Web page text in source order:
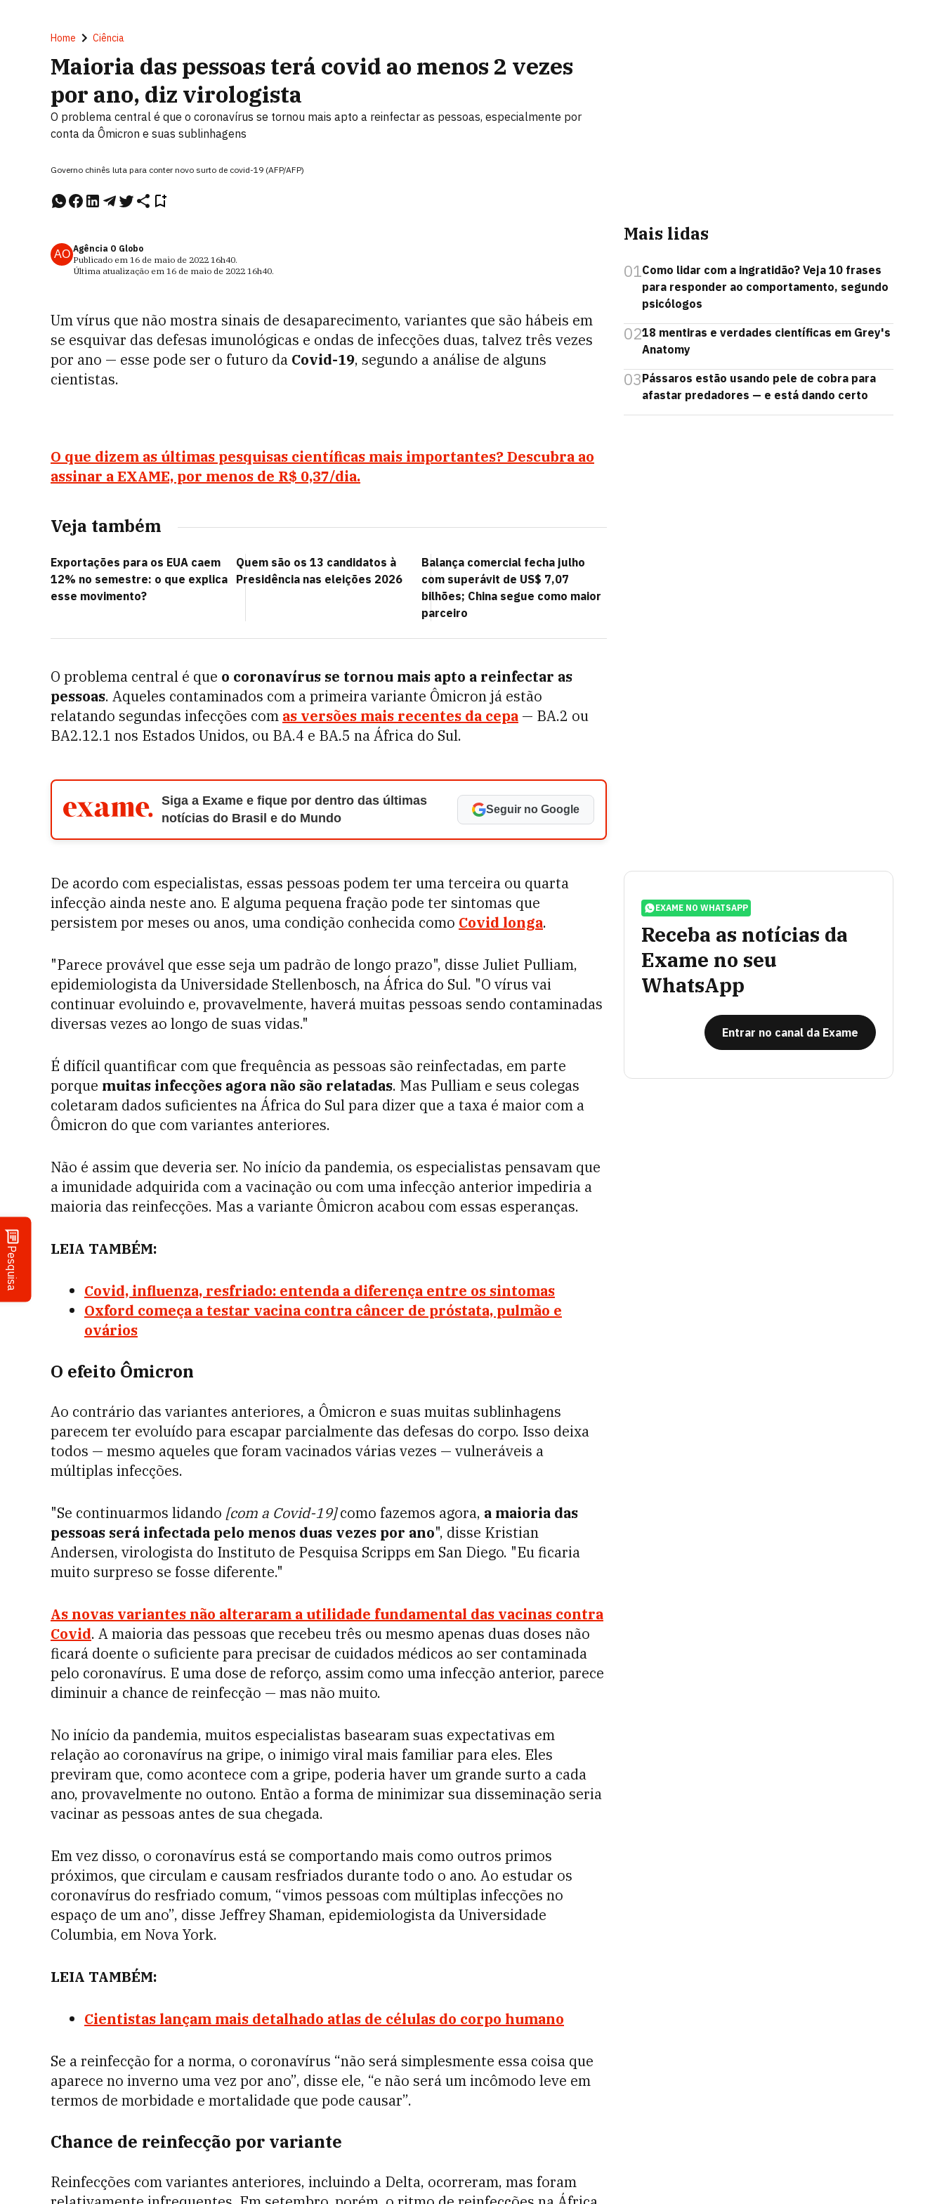
Pesquisa
Home Ciência
Maioria das pessoas terá covid ao menos 2 vezes
por ano, diz virologista
O problema central é que o coronavírus se tornou mais apto a reinfectar as pessoas, especialmente por
conta da Ômicron e suas sublinhagens
Governo chinês luta para conter novo surto de covid-19 (AFP/AFP)
AO Agência O Globo
Publicado em 16 de maio de 2022 16h40.
Última atualização em 16 de maio de 2022 16h40.
Um vírus que não mostra sinais de desaparecimento, variantes que são hábeis em
se esquivar das defesas imunológicas e ondas de infecções duas, talvez três vezes
por ano — esse pode ser o futuro da Covid-19, segundo a análise de alguns
cientistas.
O que dizem as últimas pesquisas científicas mais importantes? Descubra ao
assinar a EXAME, por menos de R$ 0,37/dia.
Veja também
Exportações para os EUA caem
12% no semestre: o que explica
esse movimento?
Quem são os 13 candidatos à
Presidência nas eleições 2026
Balança comercial fecha julho
com superávit de US$ 7,07
bilhões; China segue como maior
parceiro
O problema central é que o coronavírus se tornou mais apto a reinfectar as
pessoas. Aqueles contaminados com a primeira variante Ômicron já estão
relatando segundas infecções com as versões mais recentes da cepa — BA.2 ou
BA2.12.1 nos Estados Unidos, ou BA.4 e BA.5 na África do Sul.
Siga a Exame e fique por dentro das últimas
notícias do Brasil e do Mundo
Seguir no Google
De acordo com especialistas, essas pessoas podem ter uma terceira ou quarta
infecção ainda neste ano. E alguma pequena fração pode ter sintomas que
persistem por meses ou anos, uma condição conhecida como Covid longa.
"Parece provável que esse seja um padrão de longo prazo", disse Juliet Pulliam,
epidemiologista da Universidade Stellenbosch, na África do Sul. "O vírus vai
continuar evoluindo e, provavelmente, haverá muitas pessoas sendo contaminadas
diversas vezes ao longo de suas vidas."
É difícil quantificar com que frequência as pessoas são reinfectadas, em parte
porque muitas infecções agora não são relatadas. Mas Pulliam e seus colegas
coletaram dados suficientes na África do Sul para dizer que a taxa é maior com a
Ômicron do que com variantes anteriores.
Não é assim que deveria ser. No início da pandemia, os especialistas pensavam que
a imunidade adquirida com a vacinação ou com uma infecção anterior impediria a
maioria das reinfecções. Mas a variante Ômicron acabou com essas esperanças.
LEIA TAMBÉM:
Covid, influenza, resfriado: entenda a diferença entre os sintomas
Oxford começa a testar vacina contra câncer de próstata, pulmão e
ovários
O efeito Ômicron
Ao contrário das variantes anteriores, a Ômicron e suas muitas sublinhagens
parecem ter evoluído para escapar parcialmente das defesas do corpo. Isso deixa
todos — mesmo aqueles que foram vacinados várias vezes — vulneráveis ​​a
múltiplas infecções.
"Se continuarmos lidando [com a Covid-19]como fazemos agora, a maioria das
pessoas será infectada pelo menos duas vezes por ano", disse Kristian
Andersen, virologista do Instituto de Pesquisa Scripps em San Diego. "Eu ficaria
muito surpreso se fosse diferente."
As novas variantes não alteraram a utilidade fundamental das vacinas contra
Covid. A maioria das pessoas que recebeu três ou mesmo apenas duas doses não
ficará doente o suficiente para precisar de cuidados médicos ao ser contaminada
pelo coronavírus. E uma dose de reforço, assim como uma infecção anterior, parece
diminuir a chance de reinfecção — mas não muito.
No início da pandemia, muitos especialistas basearam suas expectativas em
relação ao coronavírus na gripe, o inimigo viral mais familiar para eles. Eles
previram que, como acontece com a gripe, poderia haver um grande surto a cada
ano, provavelmente no outono. Então a forma de minimizar sua disseminação seria
vacinar as pessoas antes de sua chegada.
Em vez disso, o coronavírus está se comportando mais como outros primos
próximos, que circulam e causam resfriados durante todo o ano. Ao estudar os
coronavírus do resfriado comum, “vimos pessoas com múltiplas infecções no
espaço de um ano”, disse Jeffrey Shaman, epidemiologista da Universidade
Columbia, em Nova York.
LEIA TAMBÉM:
Cientistas lançam mais detalhado atlas de células do corpo humano
Se a reinfecção for a norma, o coronavírus “não será simplesmente essa coisa que
aparece no inverno uma vez por ano”, disse ele, “e não será um incômodo leve em
termos de morbidade e mortalidade que pode causar”.
Chance de reinfecção por variante
Reinfecções com variantes anteriores, incluindo a Delta, ocorreram, mas foram
Mais lidas
01Como lidar com a ingratidão? Veja 10 frases
para responder ao comportamento, segundo
psicólogos
0218 mentiras e verdades científicas em Grey's
Anatomy
03Pássaros estão usando pele de cobra para
afastar predadores — e está dando certo
EXAME NO WHATSAPP
Receba as notícias da
Exame no seu
WhatsApp
Entrar no canal da Exame